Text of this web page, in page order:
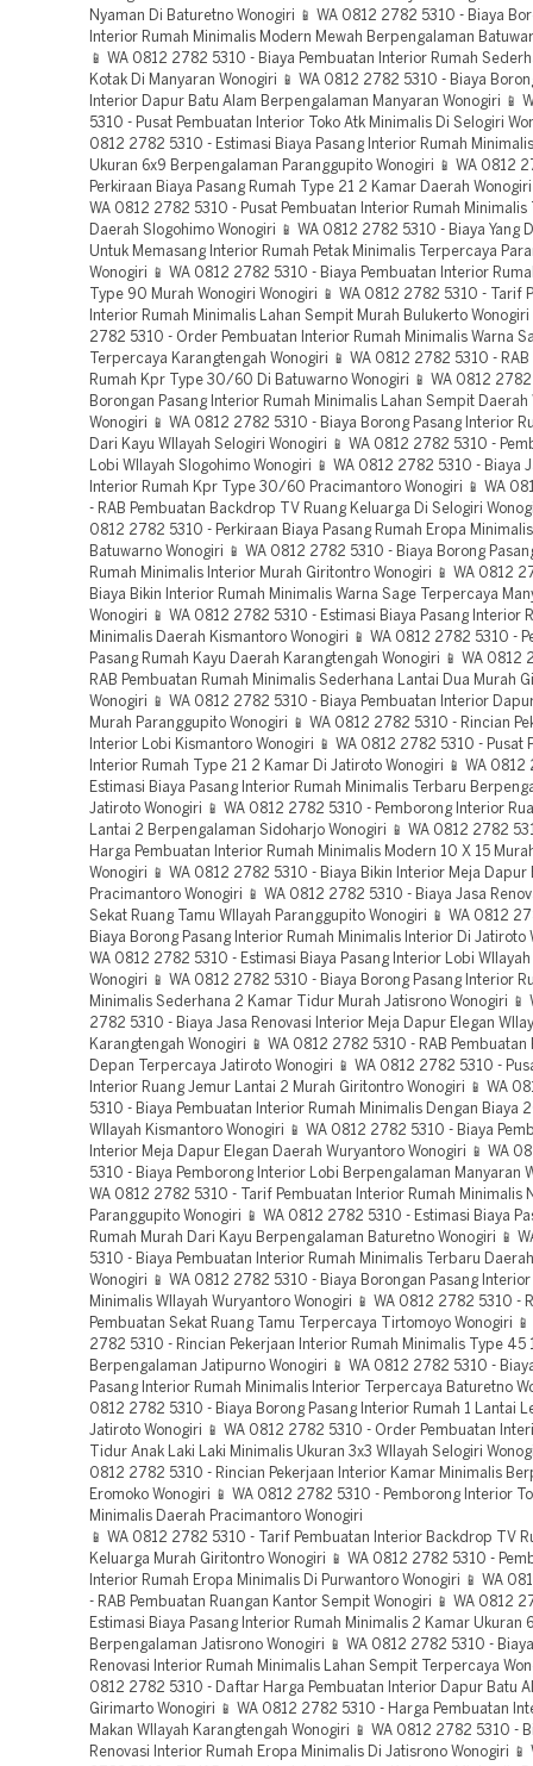
Nyaman Di Baturetno Wonogiri 📱 WA 0812 2782 5310 - Biaya
Interior Rumah Minimalis Modern Mewah Berpengalaman
📱 WA 0812 2782 5310 - Biaya Pembuatan Interior Rumah
Kotak Di Manyaran Wonogiri 📱 WA 0812 2782 5310 - Biaya
Interior Dapur Batu Alam Berpengalaman Manyaran Wonogiri 📱
5310 - Pusat Pembuatan Interior Toko Atk Minimalis Di Selogiri
0812 2782 5310 - Estimasi Biaya Pasang Interior Rumah
Ukuran 6x9 Berpengalaman Paranggupito Wonogiri 📱 WA 0812
Perkiraan Biaya Pasang Rumah Type 21 2 Kamar Daerah
WA 0812 2782 5310 - Pusat Pembuatan Interior Rumah
Daerah Slogohimo Wonogiri 📱 WA 0812 2782 5310 - Biaya Yang
Untuk Memasang Interior Rumah Petak Minimalis Terpercaya
Wonogiri 📱 WA 0812 2782 5310 - Biaya Pembuatan Interior
Type 90 Murah Wonogiri Wonogiri 📱 WA 0812 2782 5310 - Tarif
Interior Rumah Minimalis Lahan Sempit Murah Bulukerto Wonogiri
2782 5310 - Order Pembuatan Interior Rumah Minimalis Warna
Terpercaya Karangtengah Wonogiri 📱 WA 0812 2782 5310 -
Rumah Kpr Type 30/60 Di Batuwarno Wonogiri 📱 WA 0812
Borongan Pasang Interior Rumah Minimalis Lahan Sempit Daerah
Wonogiri 📱 WA 0812 2782 5310 - Biaya Borong Pasang Interior
Dari Kayu WIlayah Selogiri Wonogiri 📱 WA 0812 2782 5310 -
Lobi WIlayah Slogohimo Wonogiri 📱 WA 0812 2782 5310 - Biaya
Interior Rumah Kpr Type 30/60 Pracimantoro Wonogiri 📱 WA
- RAB Pembuatan Backdrop TV Ruang Keluarga Di Selogiri
0812 2782 5310 - Perkiraan Biaya Pasang Rumah Eropa
Batuwarno Wonogiri 📱 WA 0812 2782 5310 - Biaya Borong
Rumah Minimalis Interior Murah Giritontro Wonogiri 📱 WA 0812
Biaya Bikin Interior Rumah Minimalis Warna Sage Terpercaya
Wonogiri 📱 WA 0812 2782 5310 - Estimasi Biaya Pasang Interior
Minimalis Daerah Kismantoro Wonogiri 📱 WA 0812 2782 5310 -
Pasang Rumah Kayu Daerah Karangtengah Wonogiri 📱 WA 0812
RAB Pembuatan Rumah Minimalis Sederhana Lantai Dua Murah
Wonogiri 📱 WA 0812 2782 5310 - Biaya Pembuatan Interior
Murah Paranggupito Wonogiri 📱 WA 0812 2782 5310 - Rincian
Interior Lobi Kismantoro Wonogiri 📱 WA 0812 2782 5310 - Pusat
Interior Rumah Type 21 2 Kamar Di Jatiroto Wonogiri 📱 WA 0812
Estimasi Biaya Pasang Interior Rumah Minimalis Terbaru
Jatiroto Wonogiri 📱 WA 0812 2782 5310 - Pemborong Interior
Lantai 2 Berpengalaman Sidoharjo Wonogiri 📱 WA 0812 2782
Harga Pembuatan Interior Rumah Minimalis Modern 10 X 15
Wonogiri 📱 WA 0812 2782 5310 - Biaya Bikin Interior Meja Dapur
Pracimantoro Wonogiri 📱 WA 0812 2782 5310 - Biaya Jasa
Sekat Ruang Tamu WIlayah Paranggupito Wonogiri 📱 WA 0812
Biaya Borong Pasang Interior Rumah Minimalis Interior Di Jatiroto
WA 0812 2782 5310 - Estimasi Biaya Pasang Interior Lobi
Wonogiri 📱 WA 0812 2782 5310 - Biaya Borong Pasang Interior
Minimalis Sederhana 2 Kamar Tidur Murah Jatisrono Wonogiri 📱
2782 5310 - Biaya Jasa Renovasi Interior Meja Dapur Elegan
Karangtengah Wonogiri 📱 WA 0812 2782 5310 - RAB Pembuatan
Depan Terpercaya Jatiroto Wonogiri 📱 WA 0812 2782 5310 -
Interior Ruang Jemur Lantai 2 Murah Giritontro Wonogiri 📱 WA
5310 - Biaya Pembuatan Interior Rumah Minimalis Dengan Biaya
WIlayah Kismantoro Wonogiri 📱 WA 0812 2782 5310 - Biaya
Interior Meja Dapur Elegan Daerah Wuryantoro Wonogiri 📱 WA
5310 - Biaya Pemborong Interior Lobi Berpengalaman Manyaran
WA 0812 2782 5310 - Tarif Pembuatan Interior Rumah Minimalis
Paranggupito Wonogiri 📱 WA 0812 2782 5310 - Estimasi Biaya
Rumah Murah Dari Kayu Berpengalaman Baturetno Wonogiri 📱
5310 - Biaya Pembuatan Interior Rumah Minimalis Terbaru
Wonogiri 📱 WA 0812 2782 5310 - Biaya Borongan Pasang Interior
Minimalis WIlayah Wuryantoro Wonogiri 📱 WA 0812 2782 5310 -
Pembuatan Sekat Ruang Tamu Terpercaya Tirtomoyo Wonogiri 📱
2782 5310 - Rincian Pekerjaan Interior Rumah Minimalis Type 45
Berpengalaman Jatipurno Wonogiri 📱 WA 0812 2782 5310 -
Pasang Interior Rumah Minimalis Interior Terpercaya Baturetno
0812 2782 5310 - Biaya Borong Pasang Interior Rumah 1 Lantai
Jatiroto Wonogiri 📱 WA 0812 2782 5310 - Order Pembuatan
Tidur Anak Laki Laki Minimalis Ukuran 3x3 WIlayah Selogiri
0812 2782 5310 - Rincian Pekerjaan Interior Kamar Minimalis
Eromoko Wonogiri 📱 WA 0812 2782 5310 - Pemborong Interior
Minimalis Daerah Pracimantoro Wonogiri
📱 WA 0812 2782 5310 - Tarif Pembuatan Interior Backdrop TV Ruang Keluarga Murah Giritontro Wonogiri 📱 WA 0812 2782 5310 - Pemborong Interior Rumah Eropa Minimalis Di Purwantoro Wonogiri 📱 WA 0812 2782 5310 - RAB Pembuatan Ruangan Kantor Sempit Wonogiri 📱 WA 0812 2782 5310 - Estimasi Biaya Pasang Interior Rumah Minimalis 2 Kamar Ukuran 6x9 Berpengalaman Jatisrono Wonogiri 📱 WA 0812 2782 5310 - Biaya Jasa Renovasi Interior Rumah Minimalis Lahan Sempit Terpercaya Wonogiri 📱 WA 0812 2782 5310 - Daftar Harga Pembuatan Interior Dapur Batu Alam WIlayah Girimarto Wonogiri 📱 WA 0812 2782 5310 - Harga Pembuatan Interior Warung Makan WIlayah Karangtengah Wonogiri 📱 WA 0812 2782 5310 - Biaya Jasa Renovasi Interior Rumah Eropa Minimalis Di Jatisrono Wonogiri 📱 WA 0812 2782 5310 - Tarif Pembuatan Interior Ruang Keluarga Minimalis Di Ngadirojo Wonogiri 📱 WA 0812 2782 5310 - Biaya Pemborong Interior Dapur Batu Alam Wonogiri Wonogiri 📱 WA 0812 2782 5310 - Pembuat Interior Rumah Minimalis Type 45 1 Lantai Berpengalaman Jatisrono Wonogiri 📱 WA 0812 2782 5310 - Biaya Borongan Pasang Interior Backdrop TV Ruang Keluarga Wuryantoro Wonogiri 📱 WA 0812 2782 5310 - Tarif Pembuatan Interior Kantor Retro Kismantoro Wonogiri 📱 WA 0812 2782 5310 - Biaya Bikin Interior Toko Atk Minimalis WIlayah Manyaran Wonogiri 📱 WA 0812 2782 5310 - Biaya Yang Dikeluarkan Untuk Memasang Interior Rumah 1 Lantai Lebar 4 Meter Giritontro Wonogiri 📱 WA 0812 2782 5310 - Biaya Borongan Pasang Interior Rumah Minimalis Sederhana Lantai Dua Terpercaya Giritontro Wonogiri 📱 WA 0812 2782 5310 - Daftar Harga Pembuatan Interior Ruang Keluarga Minimalis Di Wuryantoro Wonogiri 📱 WA 0812 2782 5310 - Daftar Harga Pembuatan Interior Rumah Minimalis Type 90 Berpengalaman Girimarto Wonogiri 📱 WA 0812 2782 5310 - Biaya Yang Dikeluarkan Untuk Memasang Interior Rumah Depan Di Sidoharjo Wonogiri 📱 WA 0812 2782 5310 - RAB Interior Rumah Eropa Minimalis Terpercaya Ngadirojo Wonogiri 📱 WA 0812 2782 5310 - Perkiraan Biaya Pasang Backdrop TV Minimalis Modern Berpengalaman Slogohimo Wonogiri 📱 WA 0812 2782 5310 - Pembuat Interior Dapur Batu Alam Nguntoronadi Wonogiri 📱 WA 0812 2782 5310 - Biaya Borong Pasang Interior Meja Dapur Elegan Di Paranggupito Wonogiri 📱 WA 0812 2782 5310 - Pembuat Interior Rumah Petak Minimalis Berpengalaman Nguntoronadi Wonogiri 📱 WA 0812 2782 5310 - Perkiraan Biaya Pasang Lobi Terpercaya Wonogiri 📱 WA 0812 2782 5310 - Harga Pembuatan Interior Rumah Depan WIlayah Karangtengah Wonogiri 📱 WA 0812 2782 5310 - Pembuat Interior Lobi Ngadirojo Wonogiri 📱 WA 0812 2782 5310 - Tarif Pembuatan Interior Rumah 1 Lantai Lebar 4 Meter Jatisrono Wonogiri 📱 WA 0812 2782 5310 - Perkiraan Biaya Pasang Kamar Tidur Anak Laki Laki Minimalis Ukuran 3x3 Di Slogohimo Wonogiri 📱 WA 0812 2782 5310 - Pusat Pembuatan Interior Backdrop TV Minimalis Modern Giritontro Wonogiri 📱 WA 0812 2782 5310 - Pusat Pembuatan Interior Rumah Depan Giriwoyo Wonogiri 📱 WA 0812 2782 5310 - RAB Pembuatan Rumah Lantai Kaca Kolam Ikan WIlayah Giriwoyo Wonogiri 📱 WA 0812 2782 5310 - Rincian Pekerjaan Interior Rumah Elit Type 45 Daerah Nguntoronadi Wonogiri 📱 WA 0812 2782 5310 - Order Pembuatan Interior Rumah Minimalis Warna Sage Daerah Purwantoro Wonogiri 📱 WA 0812 2782 5310 - Biaya Borong Pasang Interior Backdrop TV Minimalis Modern Daerah Slogohimo Wonogiri 📱 WA 0812 2782 5310 - Harga Pembuatan Interior Rumah Minimalis Sederhana 2 Kamar Tidur WIlayah Bulukerto Wonogiri 📱 WA 0812 2782 5310 - Estimasi Biaya Pasang Interior Rumah Kayu Di Wonogiri Wonogiri 📱 WA 0812 2782 5310 - Biaya Borongan Pasang Interior Rumah Minimalis Nyaman Nguntoronadi Wonogiri 📱 WA 0812 2782 5310 - Pusat Pembuatan Interior Dapur Batu Alam Murah Jatisrono Wonogiri 📱 WA 0812 2782 5310 - Biaya Pembuatan Interior Rumah 1 Lantai Lebar 4 Meter Di Ngadirojo Wonogiri 📱 WA 0812 2782 5310 - RAB Interior Rumah Depan Murah Nguntoronadi Wonogiri 📱 WA 0812 2782 5310 - Pembuat Interior Rumah Kpr Type 30/60 Baturetno Wonogiri 📱 WA 0812 2782 5310 - RAB Interior Rumah Minimalis Nyaman WIlayah Batuwarno Wonogiri 📱 WA 0812 2782 5310 - Rincian Pekerjaan Interior Rumah Elit Type 45 WIlayah Batuwarno Wonogiri 📱 WA 0812 2782 5310 - Order Pembuatan Interior Kamar Tidur Anak Minimalis Ukuran 3x4 Daerah Ngadirojo Wonogiri 📱 WA 0812 2782 5310 - Rincian Pekerjaan Interior Rumah Minimalis Modern Mewah WIlayah Pracimantoro Wonogiri 📱 WA 0812 2782 5310 - Biaya Jasa Renovasi Interior Rumah Minimalis Dengan Biaya 20 Juta Daerah Purwantoro Wonogiri 📱 WA 0812 2782 5310 - Perkiraan Biaya Pasang Rumah Kayu Murah Sidoharjo Wonogiri 📱 WA 0812 2782 5310 - Biaya Borongan Pasang Interior Kantor Retro WIlayah Ngadirojo Wonogiri 📱 WA 0812 2782 5310 - Pusat Pembuatan Interior Rumah Eropa Minimalis Berpengalaman Wonogiri 📱 WA 0812 2782 5310 - Daftar Harga Pembuatan Interior Kantor Retro WIlayah Giriwoyo Wonogiri 📱 WA 0812 2782 5310 - Biaya Borongan Pasang Interior Rumah Minimalis Nyaman Di Nguntoronadi Wonogiri 📱 WA 0812 2782 5310 - Biaya Bikin Interior Rumah Sederhana Bentuk Kotak Karangtengah Wonogiri 📱 WA 0812 2782 5310 - Biaya Borongan Pasang Interior Rumah Minimalis Terbaru Giritontro Wonogiri 📱 WA 0812 2782 5310 - Harga Pembuatan Interior Rumah Minimalis Terbaru WIlayah Jatipurno Wonogiri 📱 WA 0812 2782 5310 - Daftar Harga Pembuatan Interior Backdrop TV Ruang Keluarga Daerah Jatisrono Wonogiri 📱 WA 0812 2782 5310 - Biaya Borongan Pasang Interior Rumah Lantai Kaca Kolam Ikan Terpercaya Purwantoro Wonogiri 📱 WA 0812 2782 5310 - Daftar Harga Pembuatan Interior Backdrop HPL Kantor Terpercaya Bulukerto Wonogiri 📱 WA 0812 2782 5310 - Biaya Borong Pasang Interior Rumah Minimalis Modern Mewah Pracimantoro Wonogiri 📱 WA 0812 2782 5310 - Biaya Borongan Pasang Interior Rumah Murah Dari Kayu Di Baturetno Wonogiri 📱 WA 0812 2782 5310 - Pusat Pembuatan Interior Ruang Jemur Lantai 2 Berpengalaman Giritontro Wonogiri 📱 WA 0812 2782 5310 - Pembuat Interior Rumah Type 21 2 Kamar Murah Batuwarno Wonogiri 📱 WA 0812 2782 5310 - Pusat Pembuatan Interior Rumah Petak Minimalis Wuryantoro Wonogiri 📱 WA 0812 2782 5310 - Biaya Borong Pasang Interior Rumah Minimalis Modern 10 X 15 Daerah Slogohimo Wonogiri 📱 WA 0812 2782 5310 - Harga Pembuatan Interior Rumah Kpr Type 30/60 Berpengalaman Paranggupito Wonogiri 📱 WA 0812 2782 5310 - Biaya Pemborong Interior Kamar Minimalis Daerah Wuryantoro Wonogiri 📱 WA 0812 2782 5310 - Biaya Yang Dikeluarkan Untuk Memasang Interior Backdrop HPL Kantor Murah Wonogiri 📱 WA 0812 2782 5310 - Biaya Borongan Pasang Interior Rumah Minimalis Nyaman Murah Giriwoyo Wonogiri 📱 WA 0812 2782 5310 - Tarif Pembuatan Interior Rumah Lantai Kaca Kolam Ikan Daerah Giritontro Wonogiri 📱 WA 0812 2782 5310 - RAB Pembuatan Kamar Minimalis Terpercaya Selogiri Wonogiri 📱 WA 0812 2782 5310 - Harga Pembuatan Interior Lobi Di Giriwoyo Wonogiri 📱 WA 0812 2782 5310 - Biaya Yang Dikeluarkan Untuk Memasang Interior Toko Atk Minimalis Daerah Jatipurno Wonogiri 📱 WA 0812 2782 5310 - Biaya Yang Dikeluarkan Untuk Memasang Interior Backdrop HPL Kantor Terpercaya Wonogiri 📱 WA 0812 2782 5310 - RAB Interior Dapur Batu Alam Berpengalaman Eromoko Wonogiri 📱 WA 0812 2782 5310 - Pemborong Interior Backdrop TV Minimalis Modern Di Jatiroto Wonogiri 📱 WA 0812 2782 5310 - Order Pembuatan Interior Rumah Minimalis Nyaman WIlayah Manyaran Wonogiri 📱 WA 0812 2782 5310 - Biaya Pemborong Interior Dapur Batu Alam Daerah Tirtomoyo Wonogiri 📱 WA 0812 2782 5310 - Daftar Harga Pembuatan Interior Rumah Kayu Slogohimo Wonogiri 📱 WA 0812 2782 5310 - Harga Pembuatan Interior Kamar Tidur Anak Laki Laki Minimalis Ukuran 3x3 Batuwarno Wonogiri 📱 WA 0812 2782 5310 - Daftar Harga Pembuatan Interior Rumah Minimalis Nyaman Murah Paranggupito Wonogiri 📱 WA 0812 2782 5310 - Harga Pembuatan Interior Rumah Sederhana Bentuk Kotak Berpengalaman Bulukerto Wonogiri 📱 WA 0812 2782 5310 - Biaya Pembuatan Interior Dapur Batu Alam Di Wuryantoro Wonogiri 📱 WA 0812 2782 5310 - Biaya Pembuatan Interior Backdrop TV Minimalis Modern Di Girimarto Wonogiri 📱 WA 0812 2782 5310 - Pemborong Interior Rumah Minimalis Modern 10 X 15 Berpengalaman Nguntoronadi Wonogiri 📱 WA 0812 2782 5310 - Daftar Harga Pembuatan Interior Backdrop TV Minimalis Modern Murah Eromoko Wonogiri 📱 WA 0812 2782 5310 - Biaya Pemborong Interior Dapur Batu Alam Berpengalaman Karangtengah Wonogiri 📱 WA 0812 2782 5310 - RAB Pembuatan Rumah Minimalis Terbaru Terpercaya Manyaran Wonogiri 📱 WA 0812 2782 5310 - Biaya Yang Dikeluarkan Untuk Memasang Interior Rumah Minimalis 2 Kamar Ukuran 6x9 Di Kismantoro Wonogiri 📱 WA 0812 2782 5310 - Pemborong Interior Rumah Minimalis 2 Kamar Ukuran 6x9 Daerah Puhpelem Wonogiri 📱 WA 0812 2782 5310 - Biaya Pembuatan Interior Ruang Jemur Lantai 2 Murah Slogohimo Wonogiri 📱 WA 0812 2782 5310 - RAB Pembuatan Sekat Ruang Tamu Tirtomoyo Wonogiri 📱 WA 0812 2782 5310 - Biaya Jasa Renovasi Interior Lobi Di Jatipurno Wonogiri 📱 WA 0812 2782 5310 - Pemborong Interior Rumah Lantai Kaca Kolam Ikan WIlayah Ngadirojo Wonogiri 📱 WA 0812 2782 5310 - Biaya Bikin Interior Kamar Minimalis WIlayah Jatisrono Wonogiri 📱 WA 0812 2782 5310 - Perkiraan Biaya Pasang Backdrop TV Ruang Keluarga Terpercaya Jatisrono Wonogiri 📱 WA 0812 2782 5310 - Estimasi Biaya Pasang Interior Rumah Kayu Terpercaya Giriwoyo Wonogiri 📱 WA